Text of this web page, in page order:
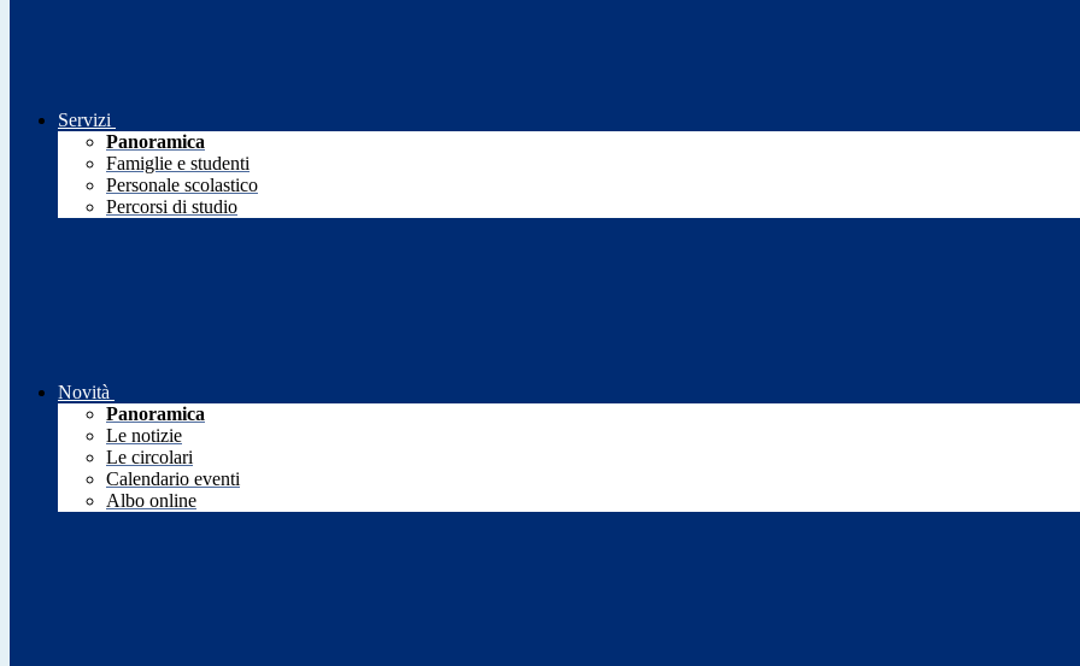
Servizi
Panoramica
Famiglie e studenti
Personale scolastico
Percorsi di studio
Novità
Panoramica
Le notizie
Le circolari
Calendario eventi
Albo online